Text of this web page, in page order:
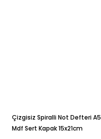
Çizgisiz Spiralli Not Defteri A5
Mdf Sert Kapak 15x21cm